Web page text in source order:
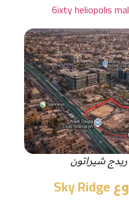
6ixty heliopolis
شيراتون
Sky Ridge